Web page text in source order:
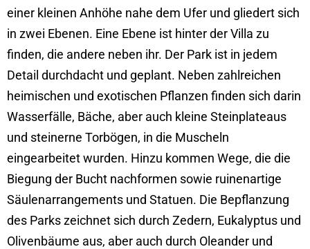
einer kleinen Anhöhe nahe dem Ufer und gliedert sich
in zwei Ebenen. Eine Ebene ist hinter der Villa zu
finden, die andere neben ihr. Der Park ist in jedem
Detail durchdacht und geplant. Neben zahlreichen
heimischen und exotischen Pflanzen finden sich darin
Wasserfälle, Bäche, aber auch kleine Steinplateaus
und steinerne Torbögen, in die Muscheln
eingearbeitet wurden. Hinzu kommen Wege, die die
Biegung der Bucht nachformen sowie ruinenartige
Säulenarrangements und Statuen. Die Bepflanzung
des Parks zeichnet sich durch Zedern, Eukalyptus und
Olivenbäume aus, aber auch durch Oleander und